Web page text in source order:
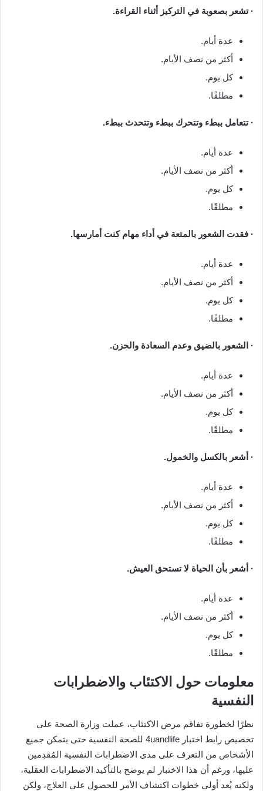
· تشعر بصعوبة في التركيز أثناء القراءة.
عدة أيام.
أكثر من نصف الأيام.
كل يوم.
مطلقًا.
· تتعامل ببطء وتتحرك ببطء وتتحدث ببطء.
عدة أيام.
أكثر من نصف الأيام.
كل يوم.
مطلقًا.
· فقدت الشعور بالمتعة في أداء مهام كنت أمارسها.
عدة أيام.
أكثر من نصف الأيام.
كل يوم.
مطلقًا.
· الشعور بالضيق وعدم السعادة والحزن.
عدة أيام.
أكثر من نصف الأيام.
كل يوم.
مطلقًا.
· أشعر بالكسل والخمول.
عدة أيام.
أكثر من نصف الأيام.
كل يوم.
مطلقًا.
· أشعر بأن الحياة لا تستحق العيش.
عدة أيام.
أكثر من نصف الأيام.
كل يوم.
مطلقًا.
معلومات حول الاكتئاب والاضطرابات
النفسية
نظرًا لخطورة تفاقم مرض الاكتئاب، عملت وزارة الصحة على
تخصيص رابط اختبار 4uandlife للصحة النفسية حتى يتمكن جميع
الأشخاص من التعرف على مدى الاضطرابات النفسية المُقدِمين
عليها، ورغم أن هذا الاختبار لم يوضح بالتأكيد الاضطرابات العقلية،
ولكنه يُعد أولى خطوات اكتشاف الأمر للحصول على العلاج، ولكن